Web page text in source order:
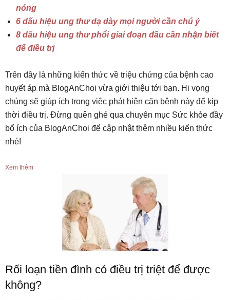
nóng
6 dấu hiệu ung thư dạ dày mọi người cần chú ý
8 dấu hiệu ung thư phổi giai đoạn đầu cần nhận biết
để điều trị
Trên đây là những kiến thức về triệu chứng của bệnh cao
huyết áp mà BlogAnChoi vừa giới thiệu tới bạn. Hi vọng
chúng sẽ giúp ích trong việc phát hiện căn bệnh này để kịp
thời điều trị. Đừng quên ghé qua chuyên mục Sức khỏe đầy
bổ ích của BlogAnChoi để cập nhật thêm nhiều kiến thức
nhé!
Xem thêm
Rối loạn tiền đình có điều trị triệt để được
không?